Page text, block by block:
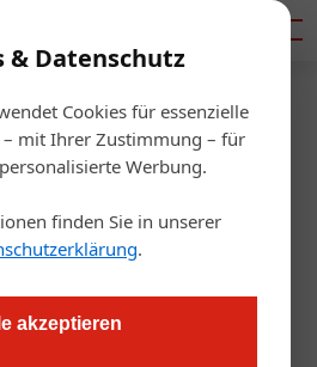
& Datenschutz
Cookies für essenzielle
mit Ihrer Zustimmung – für
Werbung.
finden Sie in unserer
.
akzeptieren
/Tourismusbranche
Tourismus
bringt 235
Euro Umsatz